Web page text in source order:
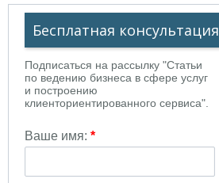
Бесплатная консультация